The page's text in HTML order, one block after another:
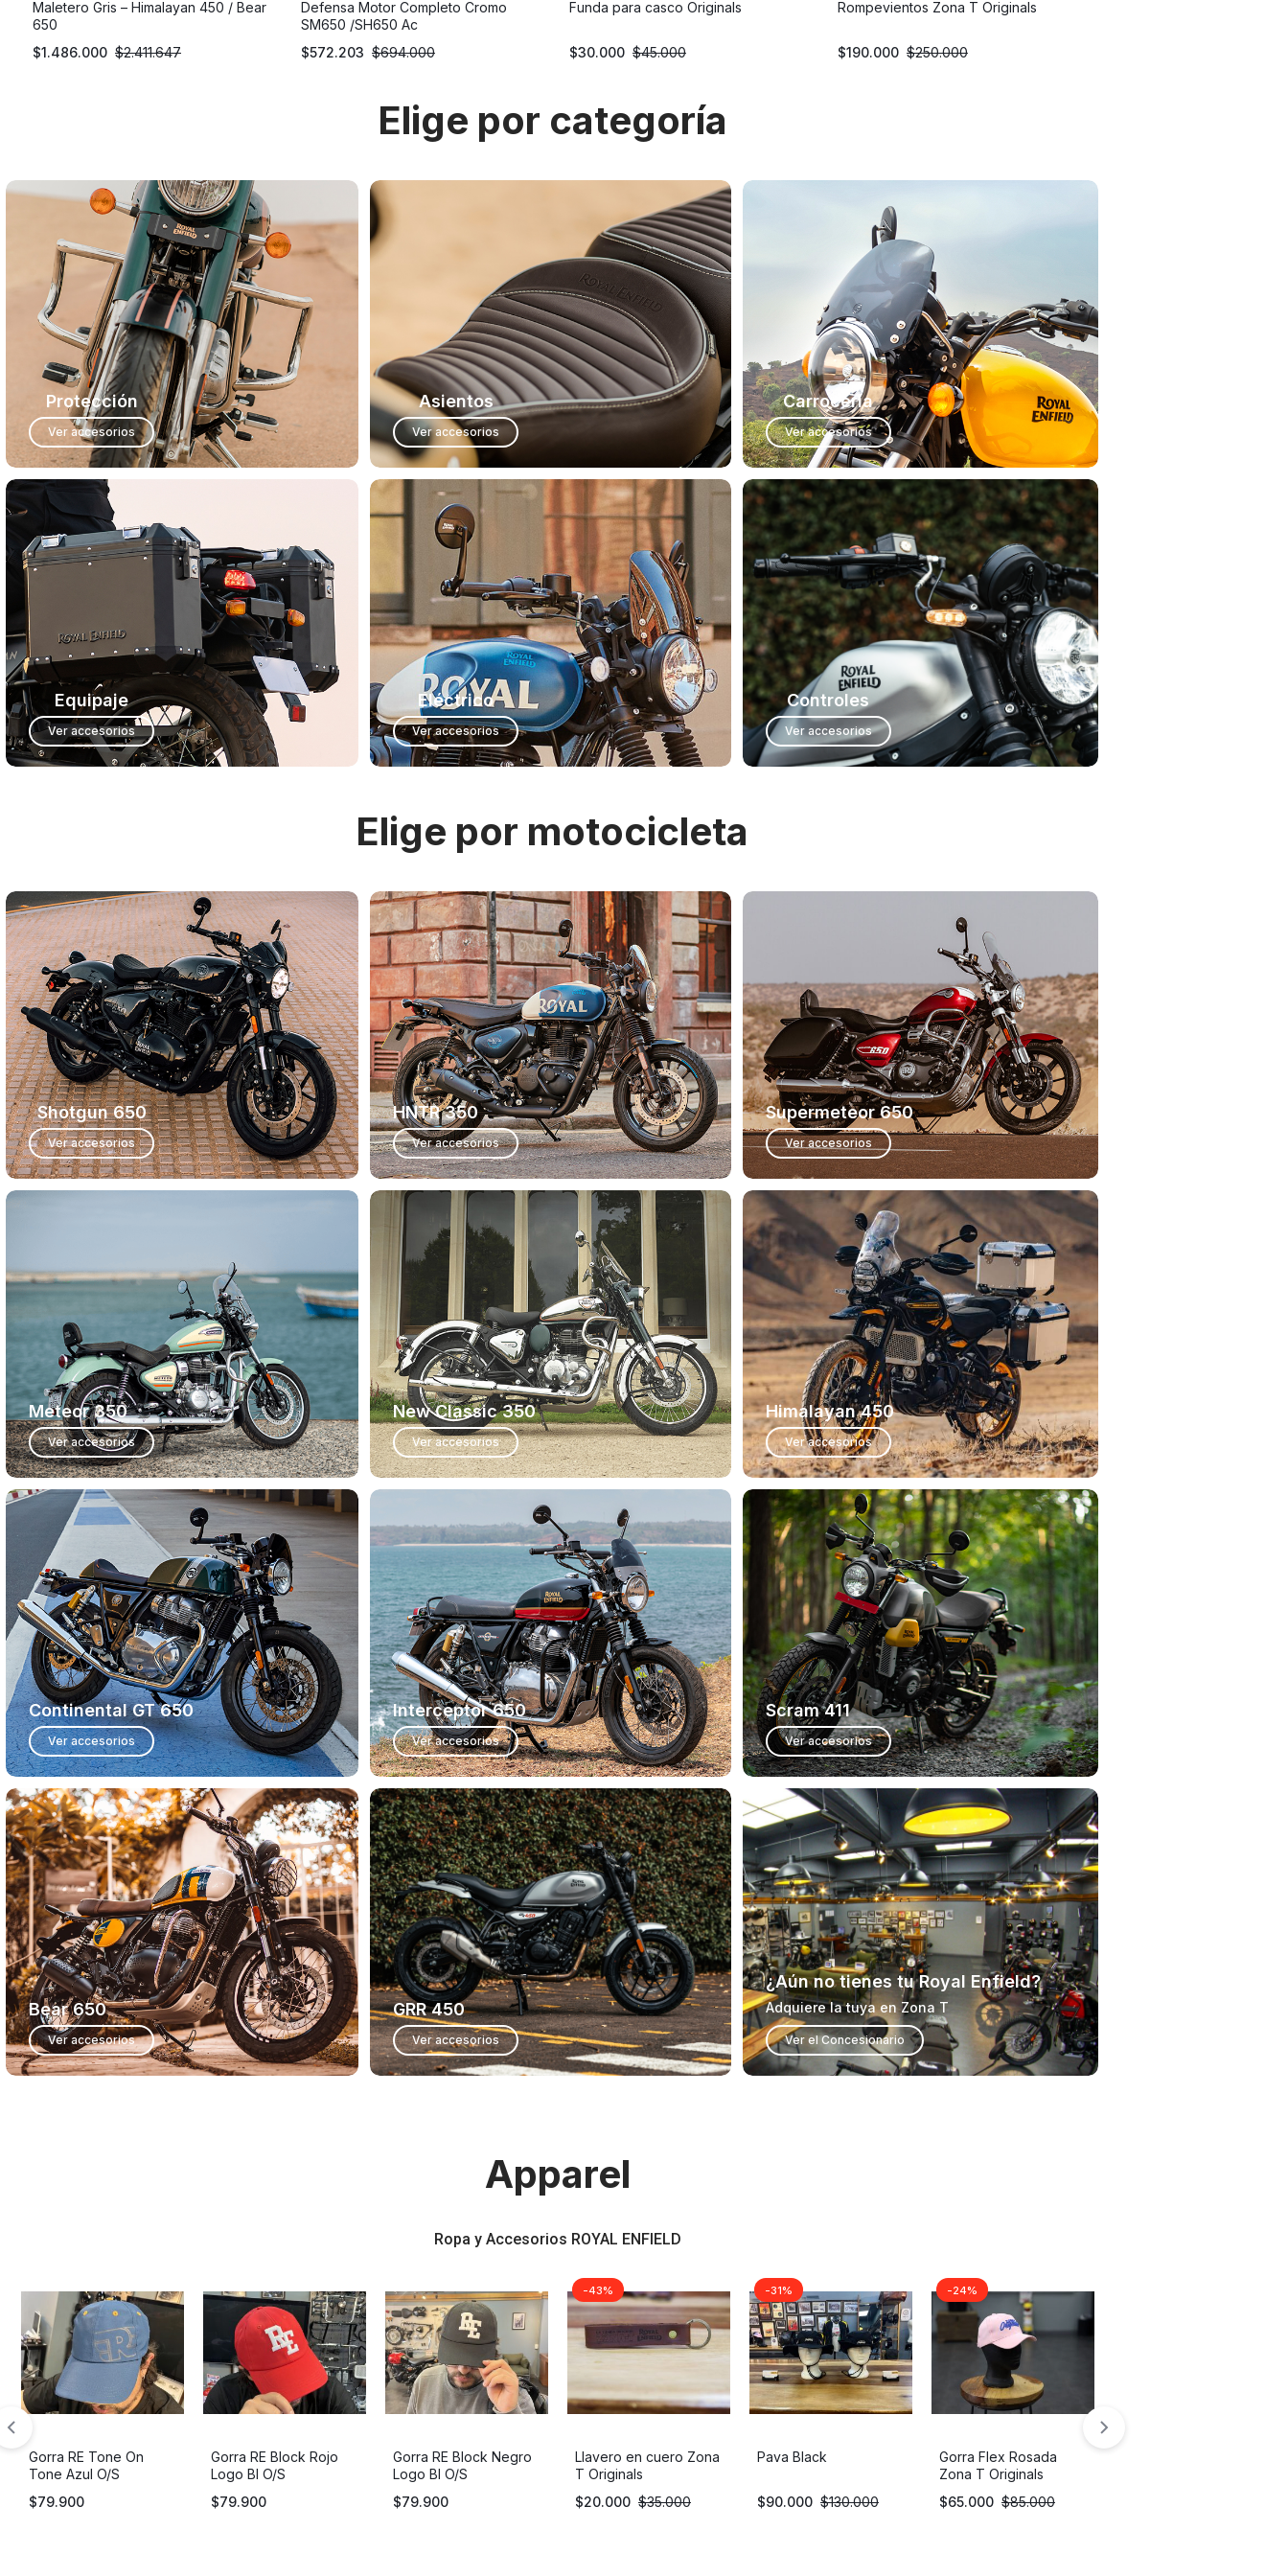
Maletero Gris – Himalayan 450 / Bear
650
$2.411.647
$1.486.000
Defensa Motor Completo Cromo
SM650 /SH650 Ac
$694.000
$572.203
Funda para casco Originals
$45.000
$30.000
Rompevientos Zona T Originals
$250.000
$190.000
Elige por categoría
Protección
Ver accesorios
Asientos
Ver accesorios
Carrocería
Ver accesorios
Equipaje
Ver accesorios
Eléctrico
Ver accesorios
Controles
Ver accesorios
Elige por motocicleta
Shotgun 650
Ver accesorios
HNTR 350
Ver accesorios
Supermeteor 650
Ver accesorios
Meteor 350
Ver accesorios
New Classic 350
Ver accesorios
Himalayan 450
Ver accesorios
Continental GT 650
Ver accesorios
Interceptor 650
Ver accesorios
Scram 411
Ver accesorios
Bear 650
Ver accesorios
GRR 450
Ver accesorios
¿Aún no tienes tu Royal Enfield?
Adquiere la tuya en Zona T
Ver el Concesionario
Apparel
Ropa y Accesorios ROYAL ENFIELD
Gorra RE Tone On
Tone Azul O/S
$79.900
Gorra RE Block Rojo
Logo Bl O/S
$79.900
Gorra RE Block Negro
Logo Bl O/S
$79.900
-43%
Llavero en cuero Zona
T Originals
$35.000
$20.000
-31%
Pava Black
$130.000
$90.000
-24%
Gorra Flex Rosada
Zona T Originals
$85.000
$65.000